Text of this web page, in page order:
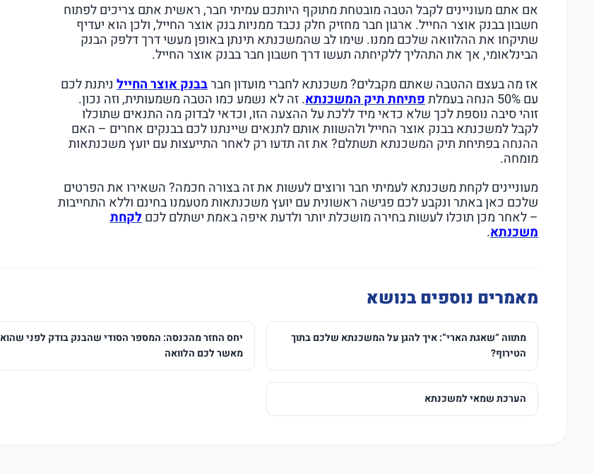
אם אתם מעוניינים לקבל הטבה מובטחת מתוקף היותכם עמיתי חבר, ראשית אתם צריכים לפתוח
חשבון בבנק אוצר החייל. ארגון חבר מחזיק חלק נכבד ממניות בנק אוצר החייל, ולכן הוא יעדיף
שתיקחו את ההלוואה שלכם ממנו. שימו לב שהמשכנתא תינתן באופן מעשי דרך דלפק הבנק
הבינלאומי, אך את התהליך ללקיחתה תעשו דרך חשבון חבר בבנק אוצר החייל.
אז מה בעצם ההטבה שאתם מקבלים? משכנתא לחברי מועדון חברבבנק אוצר החייל ניתנת לכם
עם 50% הנחה בעמלת פתיחת תיק המשכנתא. זה לא נשמע כמו הטבה משמעותית, וזה נכון.
זוהי סיבה נוספת לכך שלא כדאי מיד ללכת על ההצעה הזו, וכדאי לבדוק מה התנאים שתוכלו
לקבל למשכנתא בבנק אוצר החייל ולהשוות אותם לתנאים שיינתנו לכם בבנקים אחרים – האם
ההנחה בפתיחת תיק המשכנתא תשתלם? את זה תדעו רק לאחר התייעצות עם יועץ משכנתאות
מומחה.
מעוניינים לקחת משכנתא לעמיתי חבר ורוצים לעשות את זה בצורה חכמה? השאירו את הפרטים
שלכם כאן באתר ונקבע לכם פגישה ראשונית עם יועץ משכנתאות מטעמנו בחינם וללא התחייבות
– לאחר מכן תוכלו לעשות בחירה מושכלת יותר ולדעת איפה באמת ישתלם לכםלקחת
משכנתא.
מאמרים נוספים בנושא
מתווה “שאגת הארי”: איך להגן על המשכנתא שלכם בתוך
הטירוף?
יחס החזר מהכנסה: המספר הסודי שהבנק בודק לפני שהוא
מאשר לכם הלוואה
הערכת שמאי למשכנתא